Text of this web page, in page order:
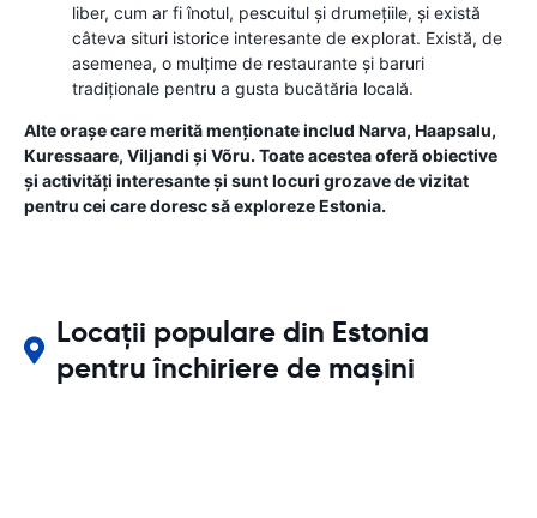
liber, cum ar fi înotul, pescuitul și drumețiile, și există
câteva situri istorice interesante de explorat. Există, de
asemenea, o mulțime de restaurante și baruri
tradiționale pentru a gusta bucătăria locală.
Alte orașe care merită menționate includ Narva, Haapsalu,
Kuressaare, Viljandi și Võru. Toate acestea oferă obiective
și activități interesante și sunt locuri grozave de vizitat
pentru cei care doresc să exploreze Estonia.
Locații populare din Estonia
pentru închiriere de mașini